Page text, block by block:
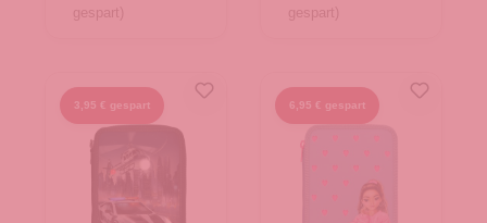
gespart)
gespart)
3,95 € gespart 6,95 € gespart